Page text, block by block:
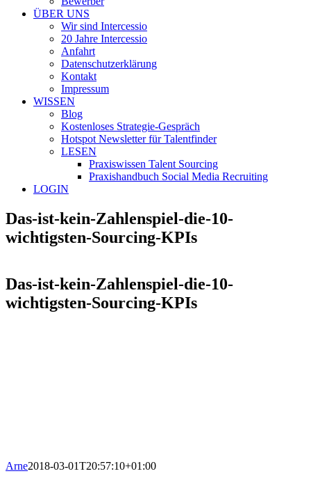
ÜBER UNS
Wir sind Intercessio
20 Jahre Intercessio
Anfahrt
Datenschutzerklärung
Kontakt
Impressum
WISSEN
Blog
Kostenloses Strategie-Gespräch
Hotspot Newsletter für Talentfinder
LESEN
Praxiswissen Talent Sourcing
Praxishandbuch Social Media Recruiting
LOGIN
Das-ist-kein-Zahlenspiel-die-10-
wichtigsten-Sourcing-KPIs
Das-ist-kein-Zahlenspiel-die-10-
wichtigsten-Sourcing-KPIs
Arne2018-03-01T20:57:10+01:00